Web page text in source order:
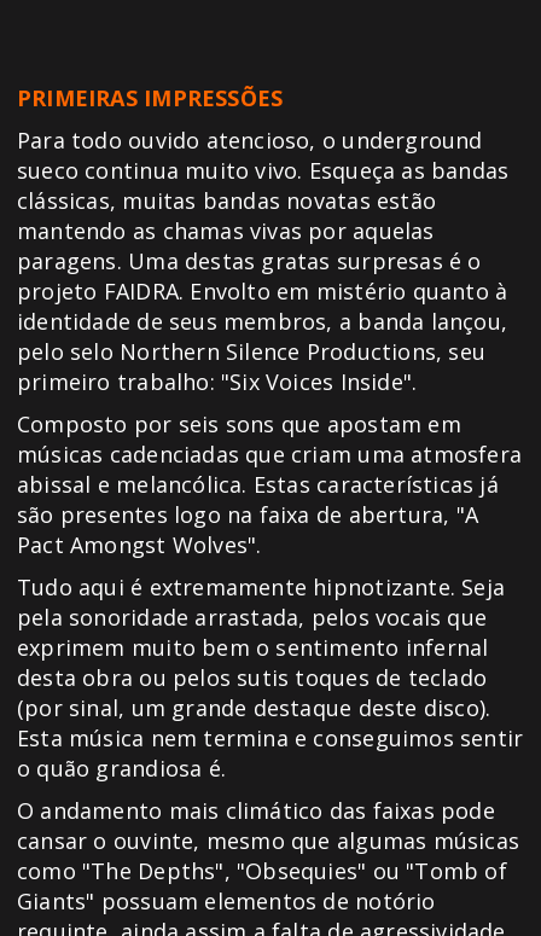
PRIMEIRAS IMPRESSÕES
Para todo ouvido atencioso, o underground
sueco continua muito vivo. Esqueça as bandas
clássicas, muitas bandas novatas estão
mantendo as chamas vivas por aquelas
paragens. Uma destas gratas surpresas é o
projeto FAIDRA. Envolto em mistério quanto à
identidade de seus membros, a banda lançou,
pelo selo Northern Silence Productions, seu
primeiro trabalho: "Six Voices Inside".
Composto por seis sons que apostam em
músicas cadenciadas que criam uma atmosfera
abissal e melancólica. Estas características já
são presentes logo na faixa de abertura, "A
Pact Amongst Wolves".
Tudo aqui é extremamente hipnotizante. Seja
pela sonoridade arrastada, pelos vocais que
exprimem muito bem o sentimento infernal
desta obra ou pelos sutis toques de teclado
(por sinal, um grande destaque deste disco).
Esta música nem termina e conseguimos sentir
o quão grandiosa é.
O andamento mais climático das faixas pode
cansar o ouvinte, mesmo que algumas músicas
como "The Depths", "Obsequies" ou "Tomb of
Giants" possuam elementos de notório